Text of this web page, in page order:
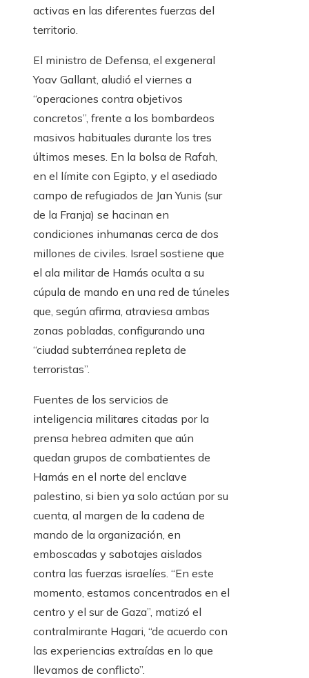
activas en las diferentes fuerzas del
territorio.
El ministro de Defensa, el exgeneral
Yoav Gallant, aludió el viernes a
“operaciones contra objetivos
concretos”, frente a los bombardeos
masivos habituales durante los tres
últimos meses. En la bolsa de Rafah,
en el límite con Egipto, y el asediado
campo de refugiados de Jan Yunis (sur
de la Franja) se hacinan en
condiciones inhumanas cerca de dos
millones de civiles. Israel sostiene que
el ala militar de Hamás oculta a su
cúpula de mando en una red de túneles
que, según afirma, atraviesa ambas
zonas pobladas, configurando una
“ciudad subterránea repleta de
terroristas”.
Fuentes de los servicios de
inteligencia militares citadas por la
prensa hebrea admiten que aún
quedan grupos de combatientes de
Hamás en el norte del enclave
palestino, si bien ya solo actúan por su
cuenta, al margen de la cadena de
mando de la organización, en
emboscadas y sabotajes aislados
contra las fuerzas israelíes. “En este
momento, estamos concentrados en el
centro y el sur de Gaza”, matizó el
contralmirante Hagari, “de acuerdo con
las experiencias extraídas en lo que
llevamos de conflicto”.